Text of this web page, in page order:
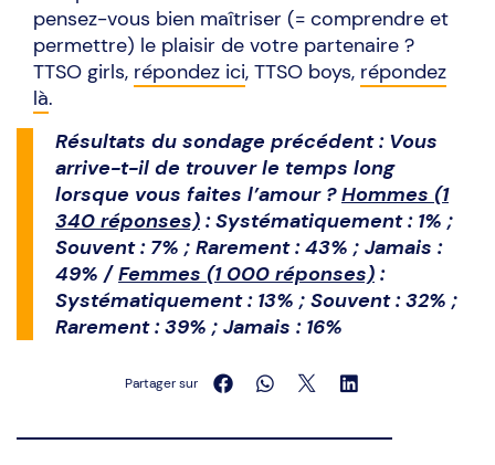
pensez-vous bien maîtriser (= comprendre et
permettre) le plaisir de votre partenaire ?
TTSO girls, répondez ici, TTSO boys, répondez
là.
Résultats du sondage précédent : Vous
arrive-t-il de trouver le temps long
lorsque vous faites l’amour ?Hommes (1
340 réponses) : Systématiquement : 1% ;
Souvent : 7% ; Rarement : 43% ; Jamais :
49% /Femmes (1 000 réponses) :
Systématiquement : 13% ; Souvent : 32% ;
Rarement : 39% ; Jamais : 16%
Partager sur